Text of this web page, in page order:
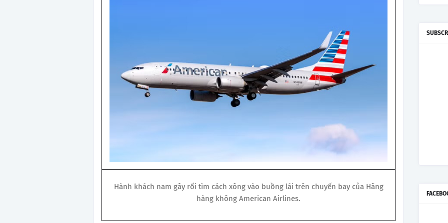
Hành khách nam gây rối tìm cách xông vào buồng lái trên chuyến bay của Hãng
hàng không American Airlines.